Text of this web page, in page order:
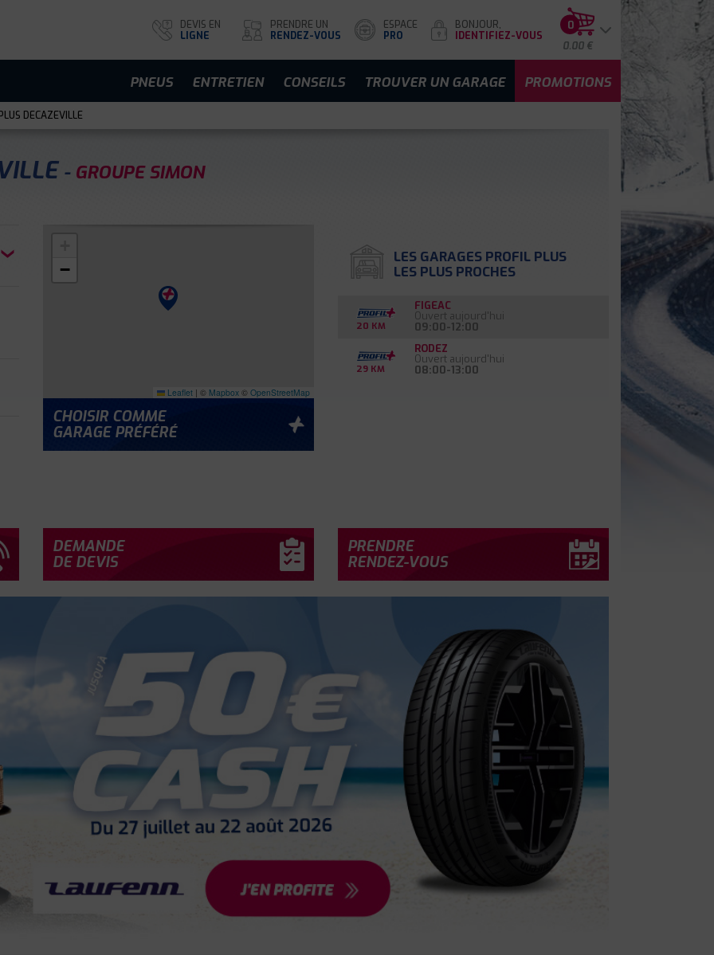
DEVIS EN
LIGNE
PRENDRE UN
RENDEZ-VOUS
ESPACE
PRO
BONJOUR,
IDENTIFIEZ-VOUS
0
0.00 €
PNEUS ENTRETIEN CONSEILS TROUVER UN GARAGE PROMOTIONS
DECAZEVILLE
GROUPE SIMON
−
Leaflet | © Mapbox © OpenStreetMap
CHOISIR COMME
GARAGE PRÉFÉRÉ
LES GARAGES PROFIL PLUS
LES PLUS PROCHES
20 KM
FIGEAC
Ouvert aujourd'hui
09:00-12:00
29 KM
RODEZ
Ouvert aujourd'hui
08:00-13:00
DEMANDE
DE DEVIS
PRENDRE
RENDEZ-VOUS